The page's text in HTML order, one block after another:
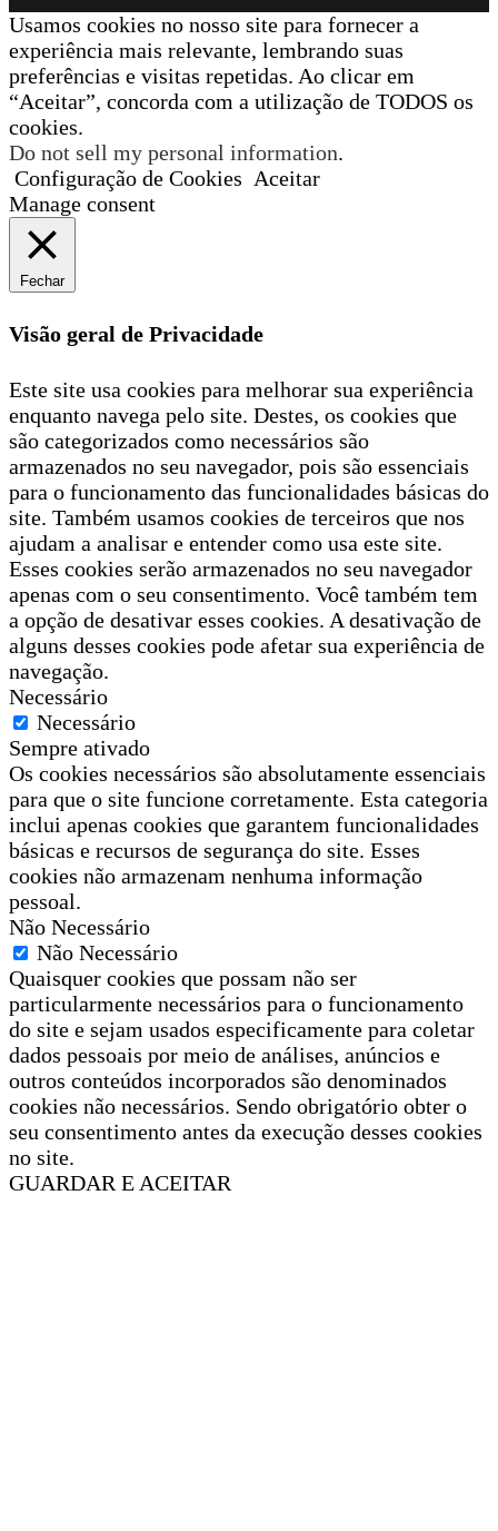
Usamos cookies no nosso site para fornecer a
experiência mais relevante, lembrando suas
preferências e visitas repetidas. Ao clicar em
“Aceitar”, concorda com a utilização de TODOS os
cookies.
Do not sell my personal information.
Configuração de Cookies Aceitar
Manage consent
Fechar
Visão geral de Privacidade
Este site usa cookies para melhorar sua experiência
enquanto navega pelo site. Destes, os cookies que
são categorizados como necessários são
armazenados no seu navegador, pois são essenciais
para o funcionamento das funcionalidades básicas do
site. Também usamos cookies de terceiros que nos
ajudam a analisar e entender como usa este site.
Esses cookies serão armazenados no seu navegador
apenas com o seu consentimento. Você também tem
a opção de desativar esses cookies. A desativação de
alguns desses cookies pode afetar sua experiência de
navegação.
Necessário
Necessário
Sempre ativado
Os cookies necessários são absolutamente essenciais
para que o site funcione corretamente. Esta categoria
inclui apenas cookies que garantem funcionalidades
básicas e recursos de segurança do site. Esses
cookies não armazenam nenhuma informação
pessoal.
Não Necessário
Não Necessário
Quaisquer cookies que possam não ser
particularmente necessários para o funcionamento
do site e sejam usados especificamente para coletar
dados pessoais por meio de análises, anúncios e
outros conteúdos incorporados são denominados
cookies não necessários. Sendo obrigatório obter o
seu consentimento antes da execução desses cookies
no site.
GUARDAR E ACEITAR